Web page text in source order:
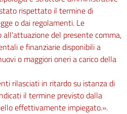
rispettato il termine di
o dai regolamenti. Le
del presente comma,
e finanziarie disponibili a
o maggiori oneri a carico della
rilasciati in ritardo su istanza di
il termine previsto dalla
effettivamente impiegato.».